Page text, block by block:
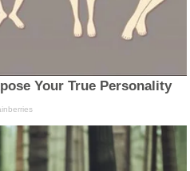
Your True Personality